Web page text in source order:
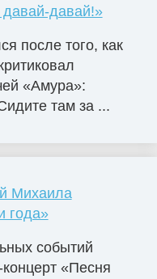
давай-давай!»
после того, как
«Амура»:
там за ...
Михаила
года»
событий
«Песня